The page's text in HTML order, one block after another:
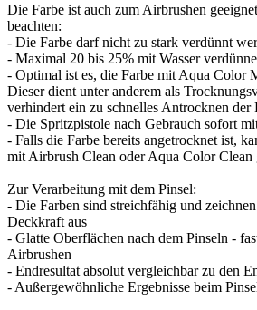
Die Farbe ist auch zum Airbrushen
beachten:
- Die Farbe darf nicht zu stark verdünnt
- Maximal 20 bis 25% mit Wasser
- Optimal ist es, die Farbe mit Aqua Color
Dieser dient unter anderem als
verhindert ein zu schnelles Antrocknen der
- Die Spritzpistole nach Gebrauch sofort
- Falls die Farbe bereits angetrocknet ist,
mit Airbrush Clean oder Aqua Color Clean
Zur Verarbeitung mit dem Pinsel:
- Die Farben sind streichfähig und
Deckkraft aus
- Glatte Oberflächen nach dem Pinseln -
Airbrushen
- Endresultat absolut vergleichbar zu den
- Außergewöhnliche Ergebnisse beim